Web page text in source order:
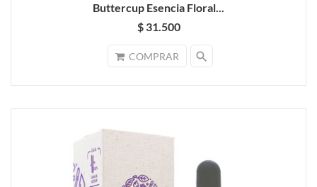
Buttercup Esencia Floral...
$ 31.500
COMPRAR search